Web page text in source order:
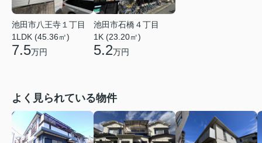
池田市八王寺１丁目
1LDK (45.36㎡)
7.5万円
池田市石橋４丁目
1K (23.20㎡)
5.2万円
よく見られている物件